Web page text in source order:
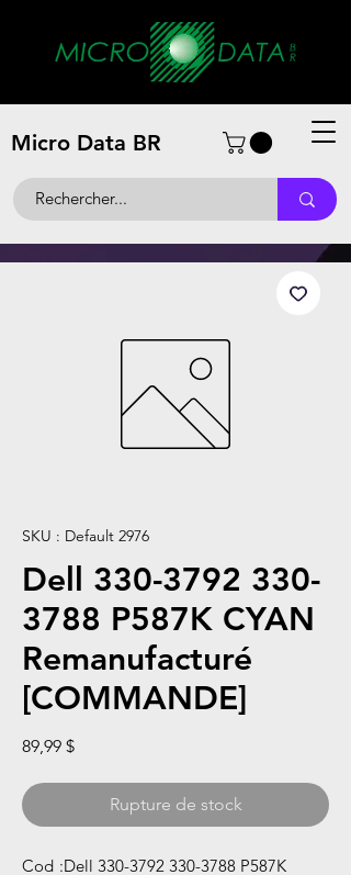
Micro Data BR
SKU : Default 2976
Dell 330-3792 330-
3788 P587K CYAN
Remanufacturé
[COMMANDE]
89,99 $Prix
Rupture de stock
Cod :Dell 330-3792 330-3788 P587K